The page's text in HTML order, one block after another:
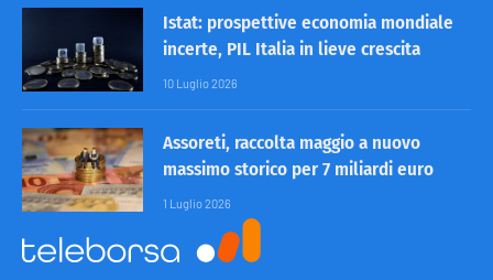
Istat: prospettive economia mondiale
incerte, PIL Italia in lieve crescita
10 Luglio 2026
Assoreti, raccolta maggio a nuovo
massimo storico per 7 miliardi euro
1 Luglio 2026